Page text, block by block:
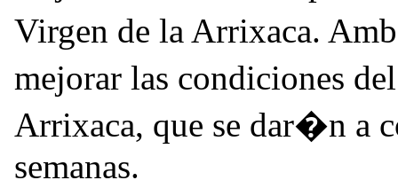
Virgen de la Arrixaca.
mejorar las condiciones
Arrixaca, que se dar�n a
semanas.